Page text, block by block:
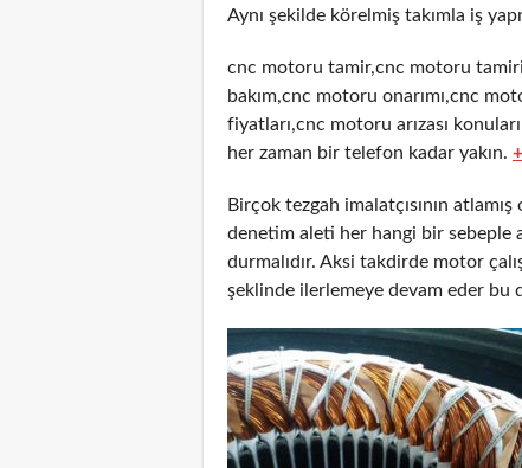
Aynı şekilde körelmiş takımla iş
cnc motoru tamir,cnc motoru
bakım,cnc motoru onarımı,cnc
fiyatları,cnc motoru arızası
her zaman bir telefon kadar yakın.
Birçok tezgah imalatçısının
denetim aleti her hangi bir sebeple
durmalıdır. Aksi takdirde motor
şeklinde ilerlemeye devam eder bu